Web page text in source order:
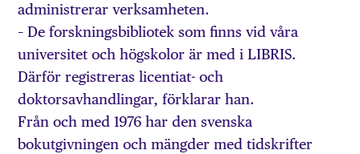
administrerar verksamheten.
– De forskningsbibliotek som finns vid våra
universitet och högskolor är med i LIBRIS.
Därför registreras licentiat- och
doktorsavhandlingar, förklarar han.
Från och med 1976 har den svenska
bokutgivningen och mängder med tidskrifter